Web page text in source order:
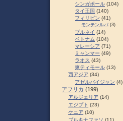
シンガポール (104)
タイ王国 (140)
フィリピン (41)
モンテンルパ (3)
ブルネイ (14)
ベトナム (104)
マレーシア (71)
ミャンマー (49)
ラオス (43)
東ティモール (13)
西アジア (34)
アゼルバイジャン (4)
アフリカ (199)
アルジェリア (14)
エジプト (23)
ケニア (10)
ブルキナファソ (11)